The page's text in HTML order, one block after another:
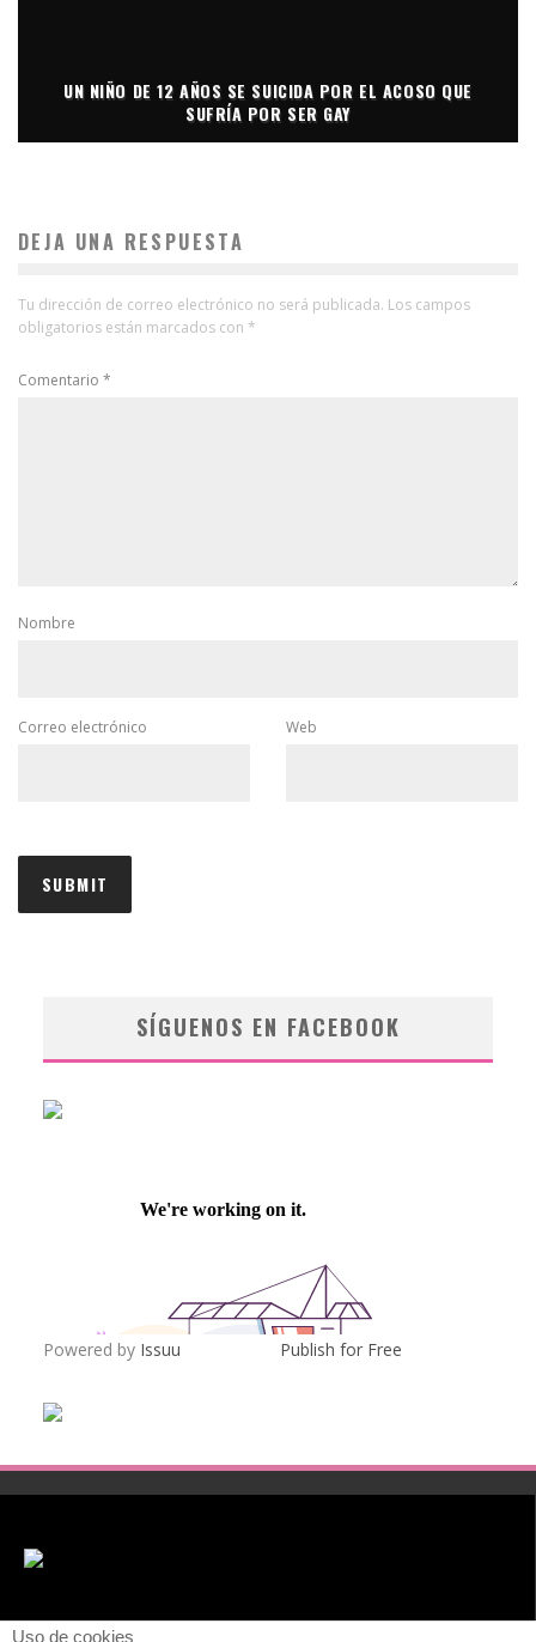
UN NIÑO DE 12 AÑOS SE SUICIDA POR EL ACOSO QUE
SUFRÍA POR SER GAY
DEJA UNA RESPUESTA
Tu dirección de correo electrónico no será publicada. Los campos
obligatorios están marcados con *
Comentario *
Nombre
Correo electrónico Web
SÍGUENOS EN FACEBOOK
Powered by Issuu Publish for Free
Uso de cookies